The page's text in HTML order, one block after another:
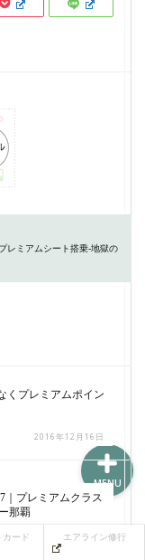
レミアムシート搭乗-地獄の
くプレミアムポイン
2016年12月16日
｜プレミアムクラス
那覇
2017年5月2日
カード エアライン修行
MENU
ルート